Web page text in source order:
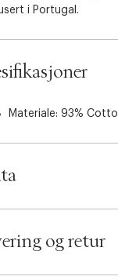
i Portugal.
Materiale: 93%
5601683574441
Size: L
og retur